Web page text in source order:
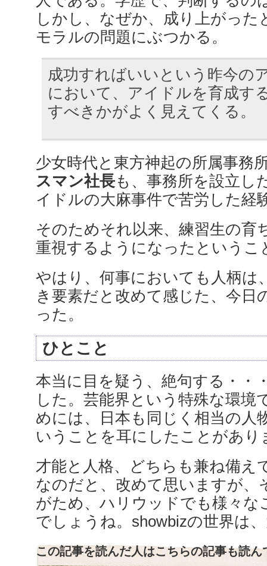
しかし、なぜか、成り上がった
モラルの問題にぶつかる。
成功すればいいという昨今の
において、アイドルを育成す
すべきかがよく見えてくる。
少女時代と東方神起の所属事務
スマン社長も、事務所を設立し
イドルの大麻事件で苦労した経
そのためそれ以来、 練習生の育
重視するようになったというこ
やはり、何事においても人柄は
き要素だと改めて感じた、今日
った。
ひとこと
本当に目を疑う、絶句する・・
した。芸能界という特殊な環境
めには、日本も同じく相当の人
いうことを耳にしたことがあり
才能と人格、どちらも兼ね備え
なのだと、改めて思いますが、
がため、ハリウッドでも様々な
でしょうね。showbizの世界は
この記事を読んだ人はこちらの記事も読ん